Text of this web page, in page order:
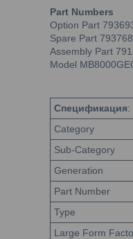
Part Numbers
Option Part
Spare Part
Assembly Part
Model
Спецификация:
Category
Sub-Category
Generation
Part Number
Type
Large Form